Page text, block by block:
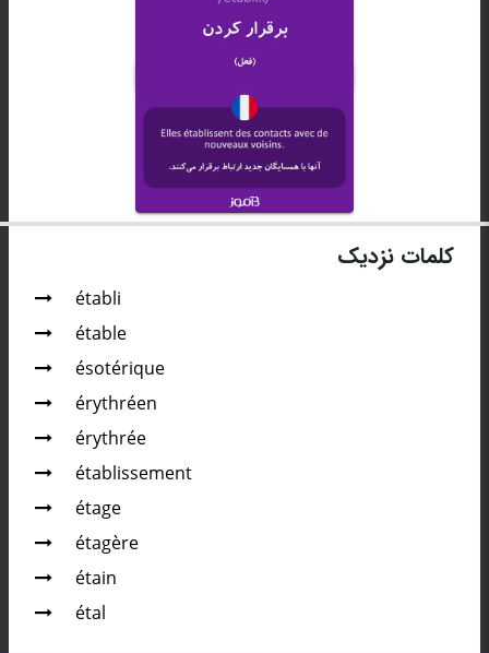
کلمات نزدیک
établi
étable
ésotérique
érythréen
érythrée
établissement
étage
étagère
étain
étal